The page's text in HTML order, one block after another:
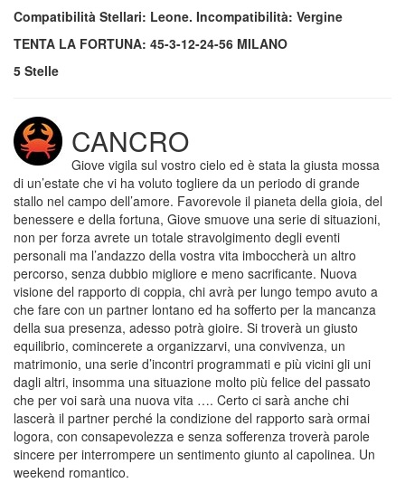
Compatibilità Stellari: Leone. Incompatibilità: Vergine
TENTA LA FORTUNA: 45-3-12-24-56 MILANO
5 Stelle
CANCRO
Giove vigila sul vostro cielo ed è stata la giusta mossa
di un’estate che vi ha voluto togliere da un periodo di grande
stallo nel campo dell’amore. Favorevole il pianeta della gioia, del
benessere e della fortuna, Giove smuove una serie di situazioni,
non per forza avrete un totale stravolgimento degli eventi
personali ma l’andazzo della vostra vita imboccherà un altro
percorso, senza dubbio migliore e meno sacrificante. Nuova
visione del rapporto di coppia, chi avrà per lungo tempo avuto a
che fare con un partner lontano ed ha sofferto per la mancanza
della sua presenza, adesso potrà gioire. Si troverà un giusto
equilibrio, comincerete a organizzarvi, una convivenza, un
matrimonio, una serie d’incontri programmati e più vicini gli uni
dagli altri, insomma una situazione molto più felice del passato
che per voi sarà una nuova vita …. Certo ci sarà anche chi
lascerà il partner perché la condizione del rapporto sarà ormai
logora, con consapevolezza e senza sofferenza troverà parole
sincere per interrompere un sentimento giunto al capolinea. Un
weekend romantico.